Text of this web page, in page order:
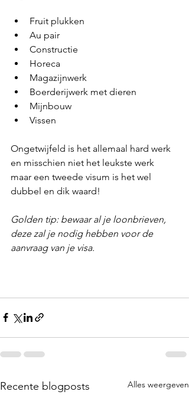
Fruit plukken
Au pair
Constructie
Horeca
Magazijnwerk
Boerderijwerk met dieren
Mijnbouw
Vissen
Ongetwijfeld is het allemaal hard werk
en misschien niet het leukste werk
maar een tweede visum is het wel
dubbel en dik waard!
Golden tip: bewaar al je loonbrieven,
deze zal je nodig hebben voor de
aanvraag van je visa.
Recente blogposts Alles weergeven